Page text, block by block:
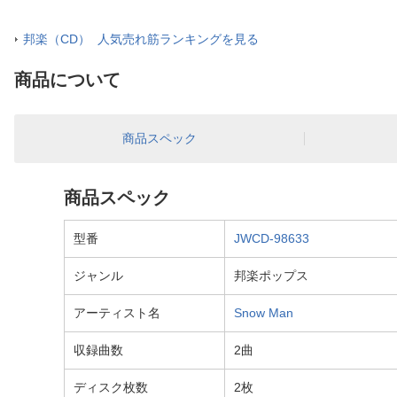
邦楽（CD） 人気売れ筋ランキングを見る
商品について
商品スペック
商品スペック
型番 JWCD-98633
ジャンル 邦楽ポップス
アーティスト名 Snow Man
収録曲数 2曲
ディスク枚数 2枚